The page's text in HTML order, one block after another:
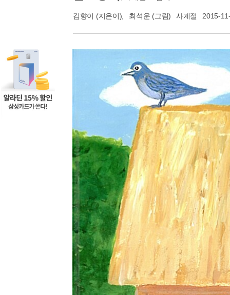
김향이 (지은이), 최석운 (그림) 사계절 2015-